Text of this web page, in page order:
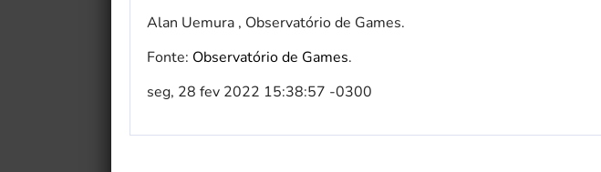
Alan Uemura , Observatório de Games.
Fonte: Observatório de Games.
seg, 28 fev 2022 15:38:57 -0300